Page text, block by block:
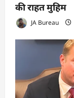
की राहत मुहिम
JA Bureau